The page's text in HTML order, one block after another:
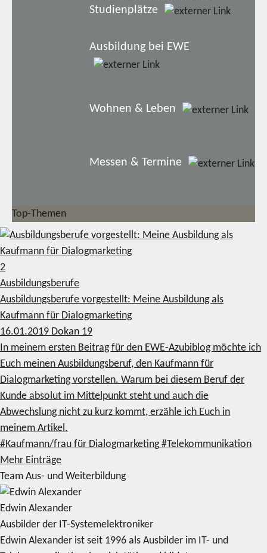
Studienplätze
Ausbildung bei EWE
Wohnen & Leben
Messen & Termine
Top-Themen
2
Ausbildungsberufe
Ausbildungsberufe vorgestellt: Meine Ausbildung als
Kaufmann für Dialogmarketing
16.01.2019 Dokan 19
In meinem ersten Beitrag für den EWE-Azubiblog möchte ich
Euch meinen Ausbildungsberuf, den Kaufmann für
Dialogmarketing vorstellen. Warum bei diesem Beruf der
Kunde absolut im Mittelpunkt steht und auch die
Abwechslung nicht zu kurz kommt, erzähle ich Euch in
meinem Artikel.
#Kaufmann/frau für Dialogmarketing #Telekommunikation
Mehr Einträge
Team Aus- und Weiterbildung
Edwin Alexander
Ausbilder der IT-Systemelektroniker
Edwin Alexander ist seit 1996 als Ausbilder im IT- und